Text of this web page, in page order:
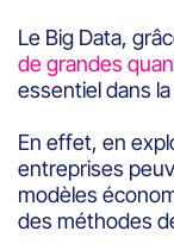
Le Big Data,
de grandes
essentiel dans
En effet, en
entreprises
modèles
des méthodes